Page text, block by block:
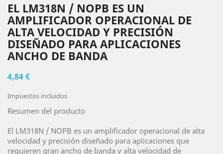
EL LM318N / NOPB ES UN
AMPLIFICADOR OPERACIONAL DE
ALTA VELOCIDAD Y PRECISIÓN
DISEÑADO PARA APLICACIONES
ANCHO DE BANDA
4,84 €
Impuestos incluidos
Resumen del producto
El LM318N / NOPB es un amplificador operacional de alta
velocidad y precisión diseñado para aplicaciones que
requieren gran ancho de banda y alta velocidad de